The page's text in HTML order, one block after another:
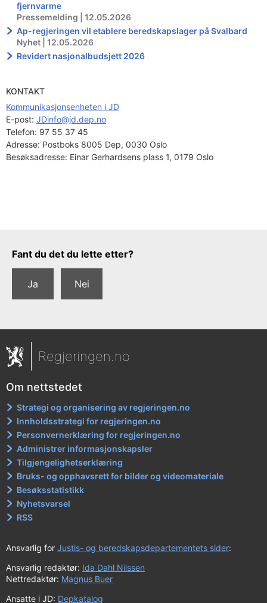
fjernvarme
Pressemelding | 12.05.2026
Ap-regjeringen vil etablere beredskapslager på Svalbard
Nyhet | 12.05.2026
Revidert nasjonalbudsjett 2026
KONTAKT
Kommunikasjonsenheten i JD
E-post: JDinfo@jd.dep.no
Telefon: 97 55 37 45
Adresse: Postboks 8005 Dep, 0030 Oslo
Besøksadresse: Einar Gerhardsens plass 1, 0179 Oslo
Tilbakemeldingsskjema
Fant du det du lette etter?
Ja Nei
Regjeringen.no
Om nettstedet
Strategi og organisering av regjeringen.no
Innholdsstrategi for regjeringen.no
Personvernerklæring for regjeringen.no
Administrer informasjonskapsler
Tilgjengelighetserklæring
Bruks- og opphavsrett for bilder og videomateriale
Besøksstatistikk
Nyhetsvarsel
RSS
Ansvarlig for Justis- og beredskapsdepartementets sider:
Ansvarlig redaktør: Ida Dahl Nilssen
Nettredaktør: Magnus Buer
Ansatte i JD: Depkatalog